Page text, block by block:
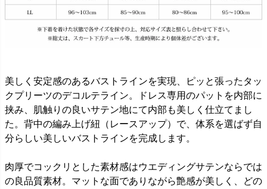
美しく安定感のあるバストラインを実現、ピッと張ったタッ
クプリーツのデコルテライン。ドレス専用のパットを内部に
挟み、肌触りの良いサテン地にて内部も美しく仕立てまし
た。背中の編み上げ紐（レースアップ）で、体系を選ばず自
分らしい美しいバストラインを完成します。
肉厚でコックリとした素材感はウエディングサテンならでは
の良品質素材。マットな面でありながら艶感が美しく、どの